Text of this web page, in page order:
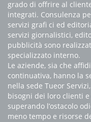
grado di offrire al
integrati. Consulenza
servizi grafi ci ed
servizi giornalistici,
pubblicità sono
specializzato interno.
Le aziende, sia che
continuativa, hanno la
nella sede Tueor
bisogni dei loro clienti
superando l’ostacolo
meno tempo e risorse